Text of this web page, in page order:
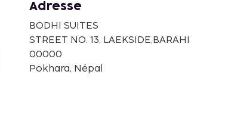
Adresse
BODHI SUITES
STREET NO. 13, LAEKSIDE,BARAHI
00000
Pokhara, Népal